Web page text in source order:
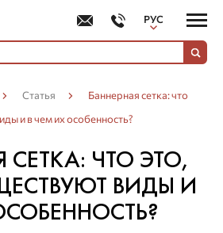
РУС
УКР
Статья
Баннерная сетка: что
и в чем их особенность?
СЕТКА: ЧТО ЭТО,
ВИДЫ И